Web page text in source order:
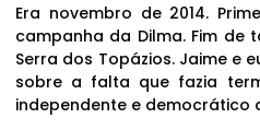
Era novembro de 2014.
campanha da Dilma. Fim de
Serra dos Topázios. Jaime e
sobre a falta que fazia
independente e democrático